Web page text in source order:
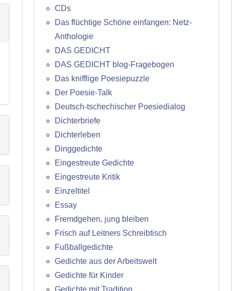
CDs
Das flüchtige Schöne einfangen: Netz-
Anthologie
DAS GEDICHT
DAS GEDICHT blog-Fragebogen
Das knifflige Poesiepuzzle
Der Poesie-Talk
Deutsch-tschechischer Poesiedialog
Dichterbriefe
Dichterleben
Dinggedichte
Eingestreute Gedichte
Eingestreute Kritik
Einzeltitel
Essay
Fremdgehen, jung bleiben
Frisch auf Leitners Schreibtisch
Fußballgedichte
Gedichte aus der Arbeitswelt
Gedichte für Kinder